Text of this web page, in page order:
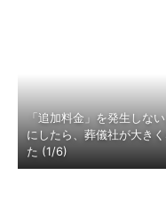
「追加料金」を発生しな
にしたら、葬儀社が大き
た (1/6)